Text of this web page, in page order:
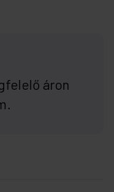
áron